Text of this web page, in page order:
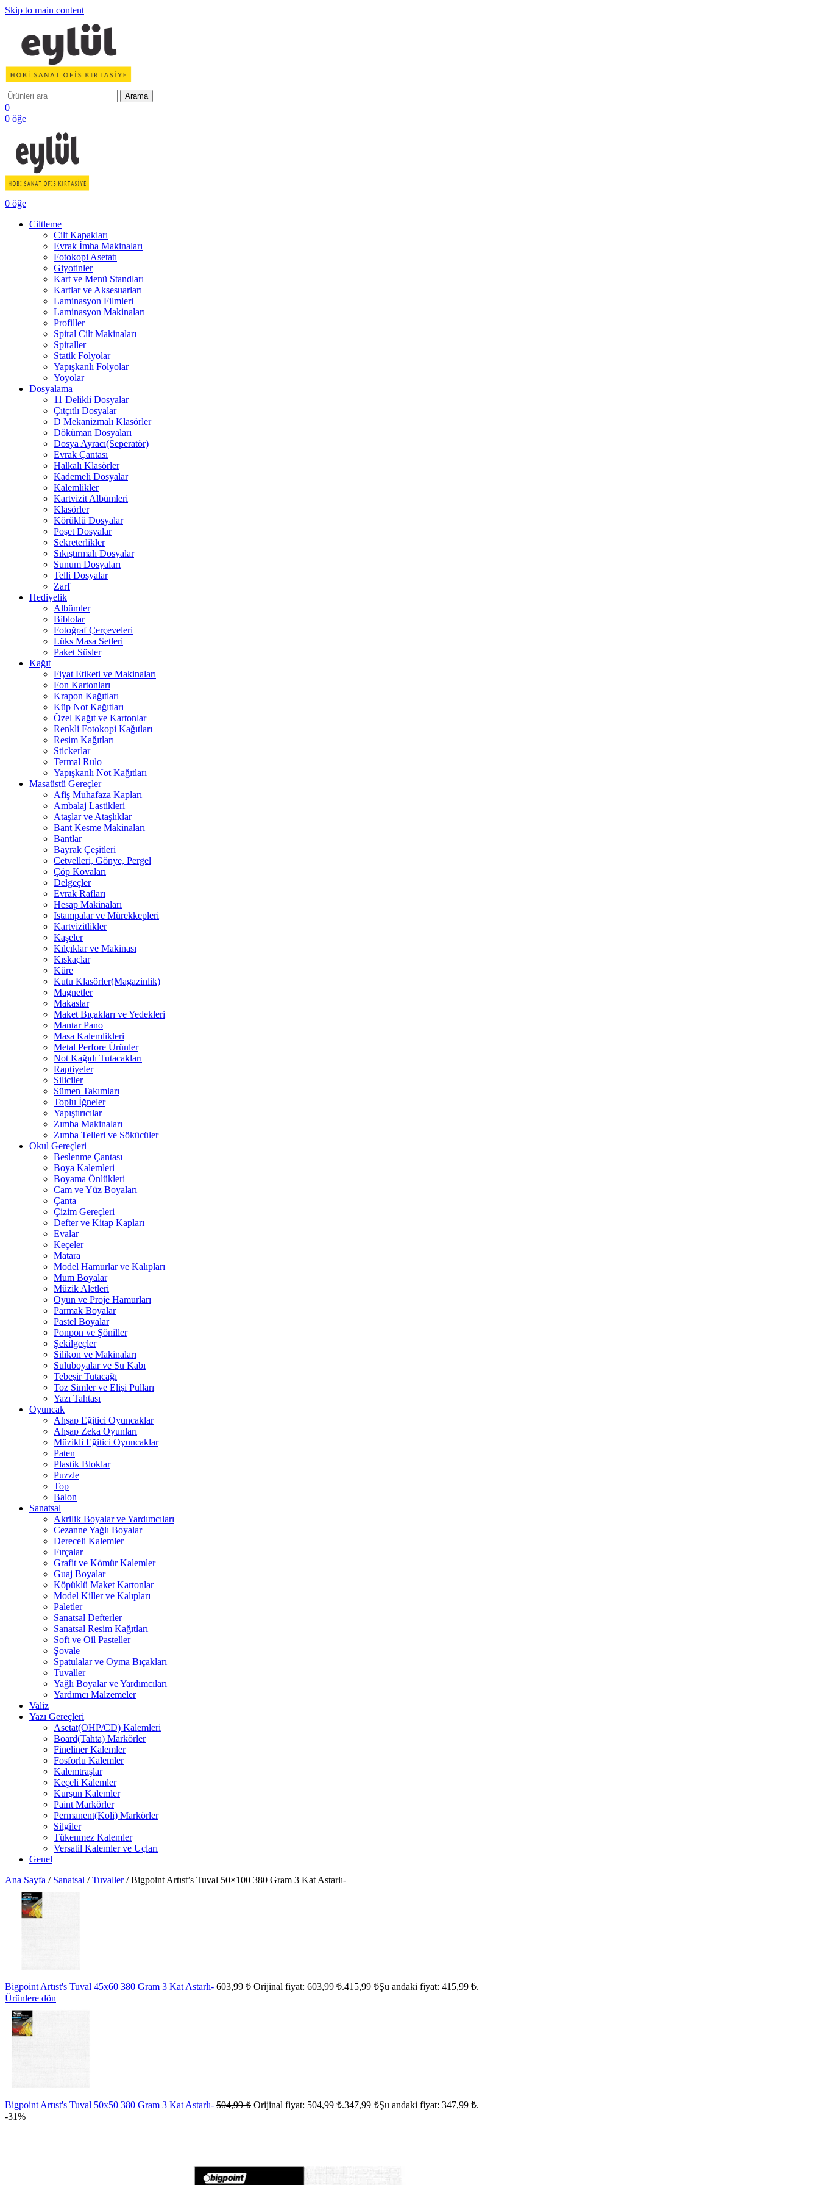
Skip to main content
Arama
0
0 öğe
0 öğe
Ciltleme
Cilt Kapakları
Evrak İmha Makinaları
Fotokopi Asetatı
Giyotinler
Kart ve Menü Standları
Kartlar ve Aksesuarları
Laminasyon Filmleri
Laminasyon Makinaları
Profiller
Spiral Cilt Makinaları
Spiraller
Statik Folyolar
Yapışkanlı Folyolar
Yoyolar
Dosyalama
11 Delikli Dosyalar
Çıtçıtlı Dosyalar
D Mekanizmalı Klasörler
Döküman Dosyaları
Dosya Ayracı(Seperatör)
Evrak Çantası
Halkalı Klasörler
Kademeli Dosyalar
Kalemlikler
Kartvizit Albümleri
Klasörler
Körüklü Dosyalar
Poşet Dosyalar
Sekreterlikler
Sıkıştırmalı Dosyalar
Sunum Dosyaları
Telli Dosyalar
Zarf
Hediyelik
Albümler
Biblolar
Fotoğraf Çerçeveleri
Lüks Masa Setleri
Paket Süsler
Kağıt
Fiyat Etiketi ve Makinaları
Fon Kartonları
Krapon Kağıtları
Küp Not Kağıtları
Özel Kağıt ve Kartonlar
Renkli Fotokopi Kağıtları
Resim Kağıtları
Stickerlar
Termal Rulo
Yapışkanlı Not Kağıtları
Masaüstü Gereçler
Afiş Muhafaza Kapları
Ambalaj Lastikleri
Ataşlar ve Ataşlıklar
Bant Kesme Makinaları
Bantlar
Bayrak Çeşitleri
Cetvelleri, Gönye, Pergel
Çöp Kovaları
Delgeçler
Evrak Rafları
Hesap Makinaları
Istampalar ve Mürekkepleri
Kartvizitlikler
Kaşeler
Kılçıklar ve Makinası
Kıskaçlar
Küre
Kutu Klasörler(Magazinlik)
Magnetler
Makaslar
Maket Bıçakları ve Yedekleri
Mantar Pano
Masa Kalemlikleri
Metal Perfore Ürünler
Not Kağıdı Tutacakları
Raptiyeler
Siliciler
Sümen Takımları
Toplu İğneler
Yapıştırıcılar
Zımba Makinaları
Zımba Telleri ve Sökücüler
Okul Gereçleri
Beslenme Çantası
Boya Kalemleri
Boyama Önlükleri
Cam ve Yüz Boyaları
Çanta
Çizim Gereçleri
Defter ve Kitap Kapları
Evalar
Keçeler
Matara
Model Hamurlar ve Kalıpları
Mum Boyalar
Müzik Aletleri
Oyun ve Proje Hamurları
Parmak Boyalar
Pastel Boyalar
Ponpon ve Şöniller
Şekilgeçler
Silikon ve Makinaları
Suluboyalar ve Su Kabı
Tebeşir Tutacağı
Toz Simler ve Elişi Pulları
Yazı Tahtası
Oyuncak
Ahşap Eğitici Oyuncaklar
Ahşap Zeka Oyunları
Müzikli Eğitici Oyuncaklar
Paten
Plastik Bloklar
Puzzle
Top
Balon
Sanatsal
Akrilik Boyalar ve Yardımcıları
Cezanne Yağlı Boyalar
Dereceli Kalemler
Fırçalar
Grafit ve Kömür Kalemler
Guaj Boyalar
Köpüklü Maket Kartonlar
Model Killer ve Kalıpları
Paletler
Sanatsal Defterler
Sanatsal Resim Kağıtları
Soft ve Oil Pasteller
Şovale
Spatulalar ve Oyma Bıçakları
Tuvaller
Yağlı Boyalar ve Yardımcıları
Yardımcı Malzemeler
Valiz
Yazı Gereçleri
Asetat(OHP/CD) Kalemleri
Board(Tahta) Markörler
Fineliner Kalemler
Fosforlu Kalemler
Kalemtraşlar
Keçeli Kalemler
Kurşun Kalemler
Paint Markörler
Permanent(Koli) Markörler
Silgiler
Tükenmez Kalemler
Versatil Kalemler ve Uçları
Genel
Ana Sayfa / Sanatsal / Tuvaller/ Bigpoint Artıst’s Tuval 50×100 380 Gram 3 Kat Astarlı-
Bigpoint Artıst's Tuval 45x60 380 Gram 3 Kat Astarlı- 603,99₺ Orijinal fiyat: 603,99 ₺.415,99 ₺Şu andaki fiyat: 415,99 ₺.
Ürünlere dön
Bigpoint Artıst's Tuval 50x50 380 Gram 3 Kat Astarlı- 504,99₺ Orijinal fiyat: 504,99 ₺.347,99 ₺Şu andaki fiyat: 347,99 ₺.
-31%